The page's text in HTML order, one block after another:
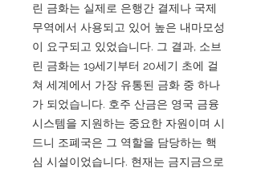
린 금화는 실제로 은행간 결제나 국제
무역에서 사용되고 있어 높은 내마모성
이 요구되고 있었습니다. 그 결과, 소브
린 금화는 19세기부터 20세기 초에 걸
쳐 세계에서 가장 유통된 금화 중 하나
가 되었습니다. 호주 산금은 영국 금융
시스템을 지원하는 중요한 자원이며 시
드니 조폐국은 그 역할을 담당하는 핵
심 시설이었습니다. 현재는 금지금으로